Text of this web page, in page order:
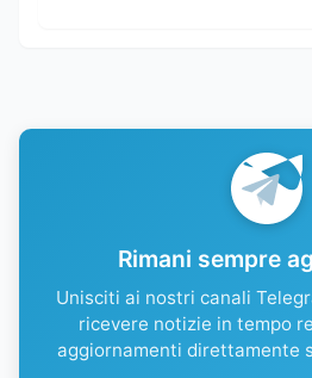
Rimani sempre
Unisciti ai nostri canali
ricevere notizie in tempo
aggiornamenti direttamente